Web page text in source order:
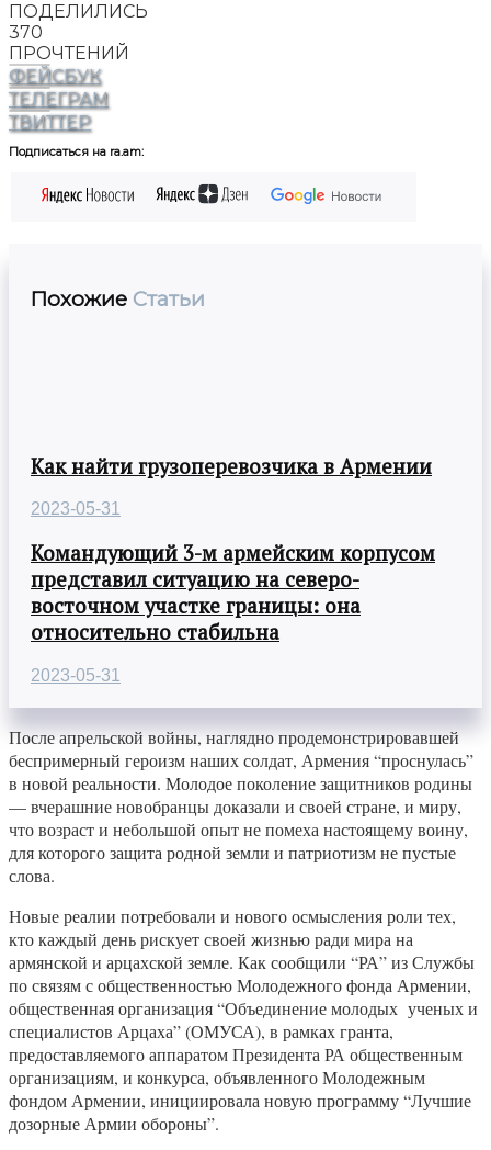
ПОДЕЛИЛИСЬ
370
ПРОЧТЕНИЙ
ФЕЙСБУК
ТЕЛЕГРАМ
ТВИТТЕР
Подписаться на ra.am:
Похожие Статьи
Как найти грузоперевозчика в Армении
2023-05-31
Командующий 3-м армейским корпусом
представил ситуацию на северо-
восточном участке границы: она
относительно стабильна
2023-05-31
После апрельской войны, наглядно продемонстрировавшей
беспримерный героизм наших солдат, Армения “проснулась”
в новой реальности. Молодое поколение защитников родины
— вчерашние новобранцы доказали и своей стране, и миру,
что возраст и небольшой опыт не помеха настоящему воину,
для которого защита родной земли и патриотизм не пустые
слова.
Новые реалии потребовали и нового осмысления роли тех,
кто каждый день рискует своей жизнью ради мира на
армянской и арцахской земле. Как сообщили “РА” из Службы
по связям с общественностью Молодежного фонда Армении,
общественная организация “Объединение молодых ученых и
специалистов Арцаха” (ОМУСА), в рамках гранта,
предоставляемого аппаратом Президента РА общественным
организациям, и конкурса, объявленного Молодежным
фондом Армении, инициировала новую программу “Лучшие
дозорные Армии обороны”.